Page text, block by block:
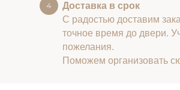
Доставка в срок
С радостью доставим
точное время до двери.
пожелания.
Поможем организовать